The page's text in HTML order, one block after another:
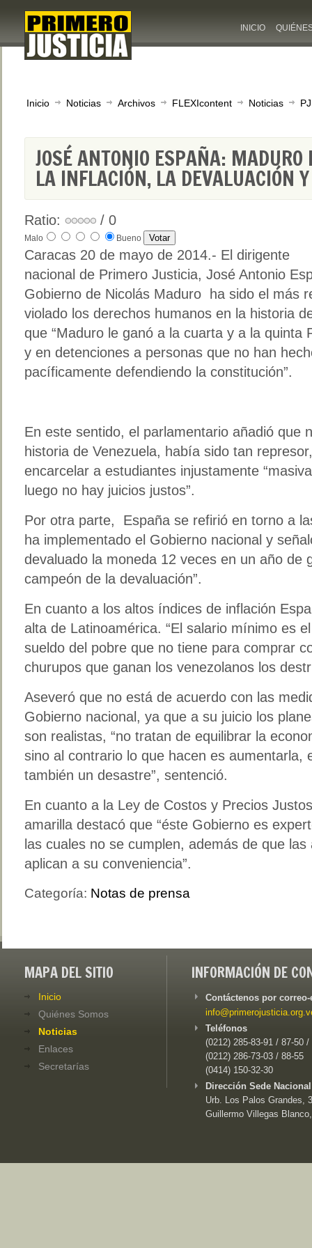
INICIO
Inicio Noticias Archivos FLEXIcontent Noticias
JOSÉ ANTONIO ESPAÑA: MADURO
LA INFLACIÓN, LA DEVALUACIÓN
Ratio: / 0
Malo Bueno
Caracas 20 de mayo de 2014.- El dirigente
nacional de Primero Justicia, José Antonio
Gobierno de Nicolás Maduro ha sido el más
violado los derechos humanos en la historia
que “Maduro le ganó a la cuarta y a la quinta
y en detenciones a personas que no han
pacíficamente defendiendo la constitución”.
En este sentido, el parlamentario añadió que
historia de Venezuela, había sido tan
encarcelar a estudiantes injustamente
luego no hay juicios justos”.
Por otra parte, España se refirió en torno a
ha implementado el Gobierno nacional y
devaluado la moneda 12 veces en un año de
campeón de la devaluación”.
En cuanto a los altos índices de inflación
alta de Latinoamérica. “El salario mínimo es
sueldo del pobre que no tiene para comprar
churupos que ganan los venezolanos los
Aseveró que no está de acuerdo con las
Gobierno nacional, ya que a su juicio los
son realistas, “no tratan de equilibrar la
sino al contrario lo que hacen es aumentarla,
también un desastre”, sentenció.
En cuanto a la Ley de Costos y Precios
amarilla destacó que “éste Gobierno es
las cuales no se cumplen, además de que
aplican a su conveniencia”.
Categoría: Notas de prensa
MAPA DEL SITIO
Inicio
Quiénes Somos
Noticias
Enlaces
Secretarías
INFORMACIÓN DE
Contáctenos por
Teléfonos
(0212) 285-83-91 / 87-50 /
(0212) 286-73-03 / 88-55
(0414) 150-32-30
Dirección Sede
Urb. Los Palos Grandes,
Guillermo Villegas